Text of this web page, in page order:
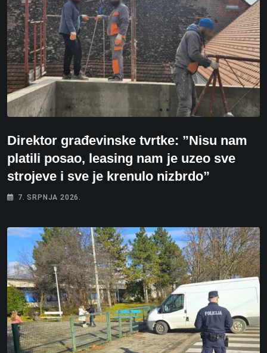
Direktor građevinske tvrtke: ”Nisu nam
platili posao, leasing nam je uzeo sve
strojeve i sve je krenulo nizbrdo”
7. SRPNJA 2026.